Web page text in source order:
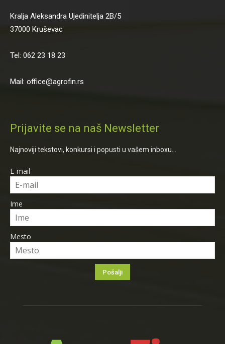
Kralja Aleksandra Ujedinitelja 2B/5
37000 Kruševac
Tel: 062 23 18 23
Mail: office@agrofin.rs
Prijavite se na naš Newsletter
Najnoviji tekstovi, konkursi i popusti u vašem inboxu...
E-mail
Ime
Mesto